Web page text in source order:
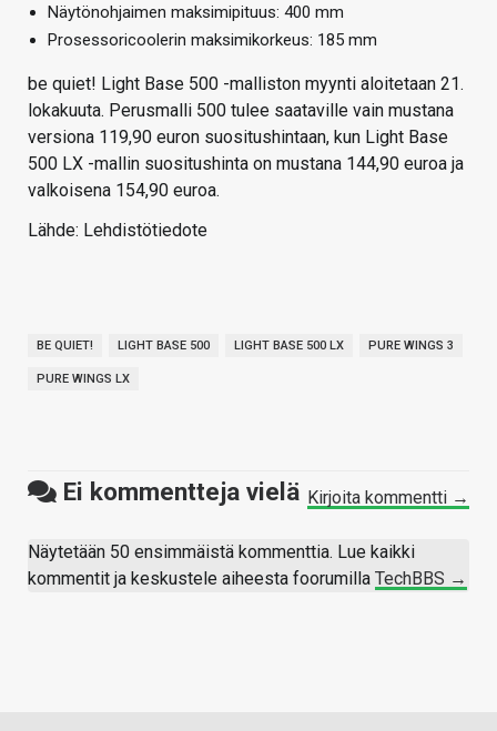
Näytönohjaimen maksimipituus: 400 mm
Prosessoricoolerin maksimikorkeus: 185 mm
be quiet! Light Base 500 -malliston myynti aloitetaan 21.
lokakuuta. Perusmalli 500 tulee saataville vain mustana
versiona 119,90 euron suositushintaan, kun Light Base
500 LX -mallin suositushinta on mustana 144,90 euroa ja
valkoisena 154,90 euroa.
Lähde: Lehdistötiedote
BE QUIET! LIGHT BASE 500 LIGHT BASE 500 LX PURE WINGS 3
PURE WINGS LX
Ei kommentteja vielä Kirjoita kommentti →
Näytetään 50 ensimmäistä kommenttia. Lue kaikki
kommentit ja keskustele aiheesta foorumilla TechBBS →